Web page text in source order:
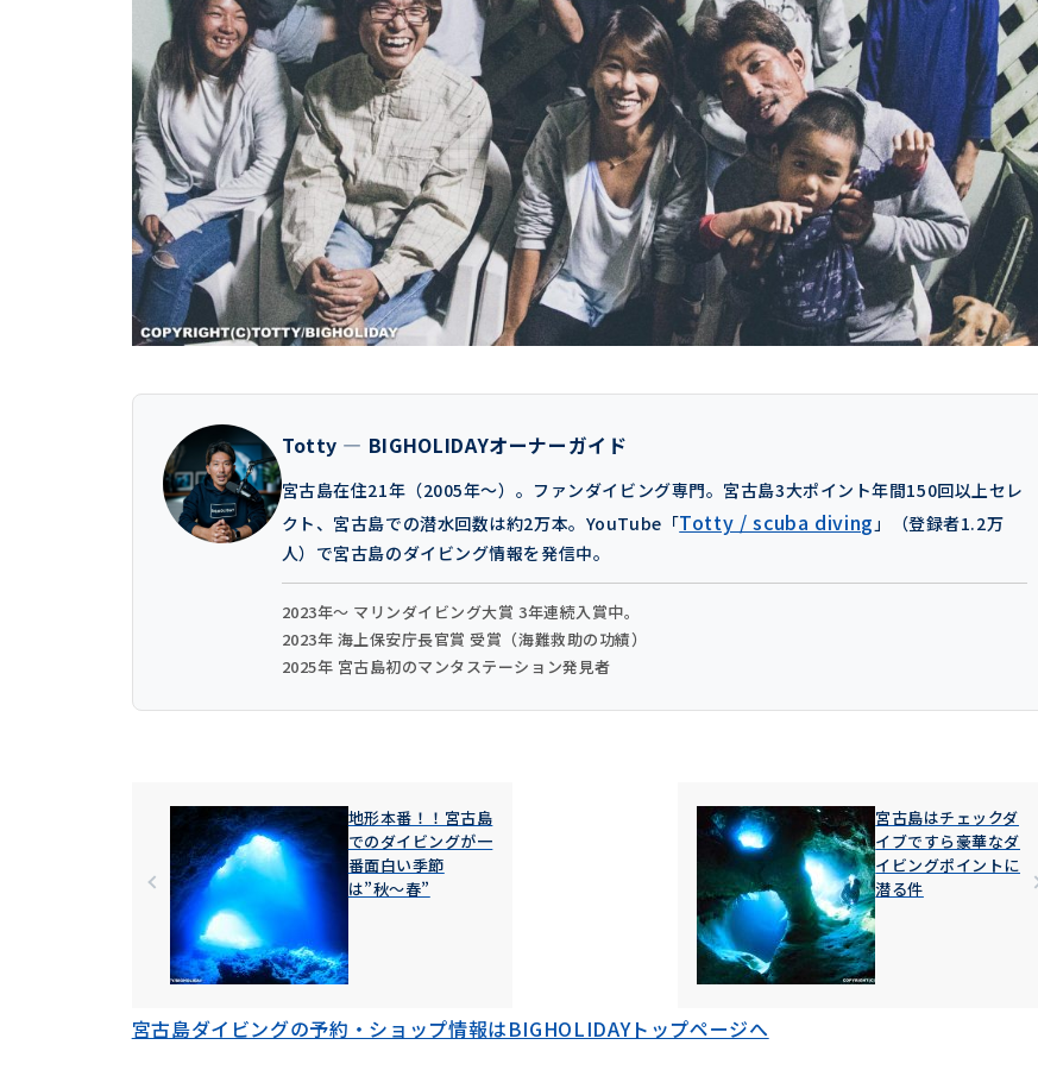
Totty — BIGHOLIDAYオーナーガイド
宮古島在住21年（2005年〜）。ファンダイビング専門。宮古島3大ポイント年間150回以上セレ
クト、宮古島での潜水回数は約2万本。YouTube「Totty / scuba diving」（登録者1.2万
人）で宮古島のダイビング情報を発信中。
2023年〜 マリンダイビング大賞 3年連続入賞中。
2023年 海上保安庁長官賞 受賞（海難救助の功績）
2025年 宮古島初のマンタステーション発見者
地形本番！！宮古島
でのダイビングが一
番面白い季節
は”秋〜春”
宮古島はチェックダ
イブですら豪華なダ
イビングポイントに
潜る件
宮古島ダイビングの予約・ショップ情報はBIGHOLIDAYトップページへ